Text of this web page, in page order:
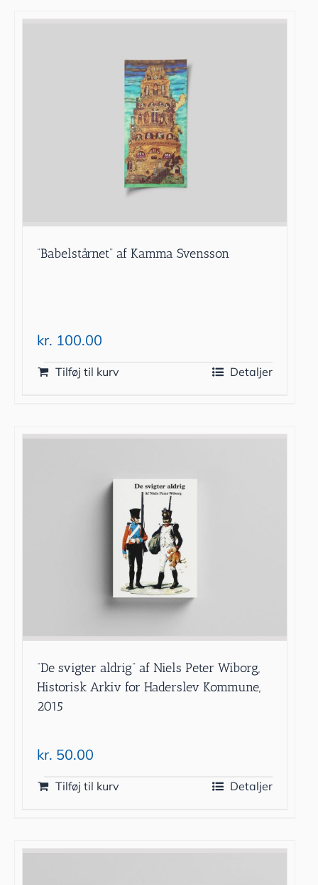
”Babelstårnet” af Kamma Svensson
kr. 100.00
Tilføj til kurv Detaljer
”De svigter aldrig” af Niels Peter Wiborg,
Historisk Arkiv for Haderslev Kommune,
2015
kr. 50.00
Tilføj til kurv Detaljer